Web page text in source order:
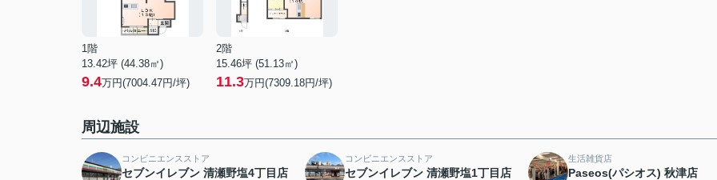
1階
13.42坪 (44.38㎡)
9.4万円(7004.47円/坪)
2階
15.46坪 (51.13㎡)
11.3万円(7309.18円/坪)
周辺施設
コンビニエンスストア
セブンイレブン 清瀬野塩4丁目店
コンビニエンスストア
セブンイレブン 清瀬野塩1丁目店
生活雑貨店
Paseos(パシオス) 秋津店